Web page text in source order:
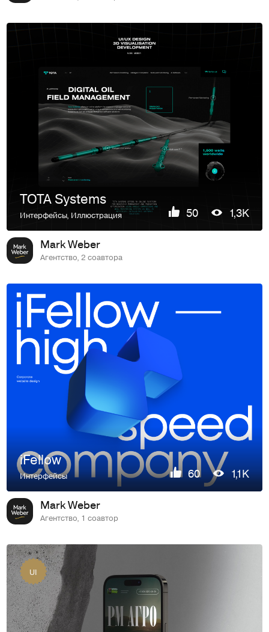
TOTA Systems
Интерфейсы, Иллюстрация 50 1,3K
Mark Weber
Агентство, 2 соавтора
iFellow
Интерфейсы 60 1,1K
Mark Weber
Агентство, 1 соавтор
UI